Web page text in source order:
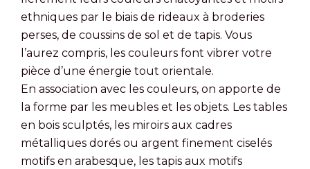
ethniques par le biais de rideaux à broderies
perses, de coussins de sol et de tapis. Vous
l’aurez compris, les couleurs font vibrer votre
pièce d’une énergie tout orientale.
En association avec les couleurs, on apporte de
la forme par les meubles et les objets. Les tables
en bois sculptés, les miroirs aux cadres
métalliques dorés ou argent finement ciselés
motifs en arabesque, les tapis aux motifs